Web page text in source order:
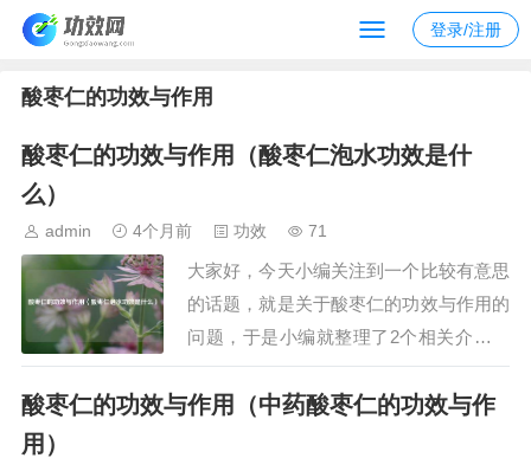
登录/注册
酸枣仁的功效与作用
酸枣仁的功效与作用（酸枣仁泡水功效是什
么）
admin 4个月前 功效 71
大家好，今天小编关注到一个比较有意思
的话题，就是关于酸枣仁的功效与作用的
问题，于是小编就整理了2个相关介绍酸
枣仁的功效与作用的解答，让我们一起看
看吧。文章目录：酸枣仁的功效与作用酸
酸枣仁的功效与作用（中药酸枣仁的功效与作
用）